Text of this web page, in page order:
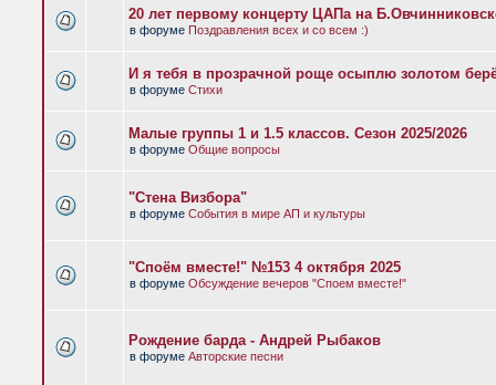
20 лет первому концерту ЦАПа на
в форуме Поздравления всех и со всем :)
И я тебя в прозрачной роще осыплю золотом
в форуме Стихи
Малые группы 1 и 1.5 классов. Сезон 2025/2026
в форуме Общие вопросы
"Стена Визбора"
в форуме События в мире АП и культуры
"Споём вместе!" №153 4 октября 2025
в форуме Обсуждение вечеров "Споем вместе!"
Рождение барда - Андрей Рыбаков
в форуме Авторские песни